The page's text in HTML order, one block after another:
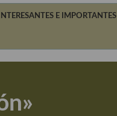
E IMPORTANTES